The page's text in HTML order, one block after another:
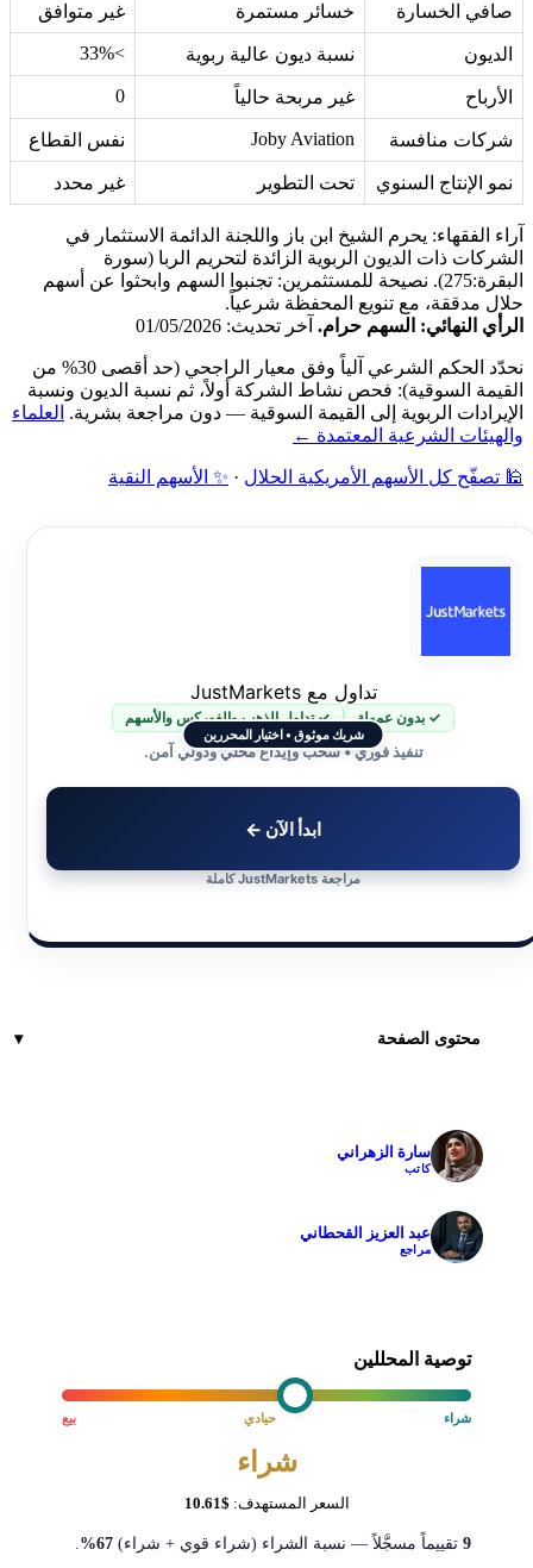
صافي الخسارة خسائر مستمرة غير متوافق
الديون نسبة ديون عالية ربوية >33%
الأرباح غير مربحة حالياً 0
شركات منافسة Joby Aviation نفس القطاع
نمو الإنتاج السنوي تحت التطوير غير محدد
آراء الفقهاء: يحرم الشيخ ابن باز واللجنة الدائمة الاستثمار في
الشركات ذات الديون الربوية الزائدة لتحريم الربا (سورة
البقرة:275). نصيحة للمستثمرين: تجنبوا السهم وابحثوا عن أسهم
حلال مدققة، مع تنويع المحفظة شرعياً.
الرأي النهائي: السهم حرام.آخر تحديث: 01/05/2026
نحدّد الحكم الشرعي آلياً وفق معيار الراجحي (حد أقصى 30% من
القيمة السوقية): فحص نشاط الشركة أولاً، ثم نسبة الديون ونسبة
الإيرادات الربوية إلى القيمة السوقية — دون مراجعة بشرية. العلماء
والهيئات الشرعية المعتمدة ←
🕌 تصفّح كل الأسهم الأمريكية الحلال · ✨ الأسهم النقية
شريك موثوق • اختيار المحررين
تداول مع JustMarkets
✓ بدون عمولة ✓ تداول الذهب والفوركس والأسهم
تنفيذ فوري • سحب وإيداع محلي ودولي آمن.
ابدأ الآن ←
مراجعة JustMarkets كاملة
محتوى الصفحة
سارة الزهراني
كاتب
عبد العزيز القحطاني
مراجع
توصية المحللين
بيع حيادي شراء
شراء
السعر المستهدف: $10.61
9تقييماً مسجَّلاً — نسبة الشراء (شراء قوي + شراء) 67%
.